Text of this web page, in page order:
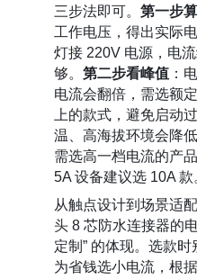
三步法即可。 第一步
工作电压，得出实际
灯接 220V 电源，电
够。 第二步看峰值：
电流会翻倍，需选额
上的款式，避免启动过
温、高海拔环境会降
需选高一档电流的产
5A 设备建议选 10A 款
从触点设计到场景适
头8 芯防水连接器的
定制” 的体现。选款
为省钱选小电流，根